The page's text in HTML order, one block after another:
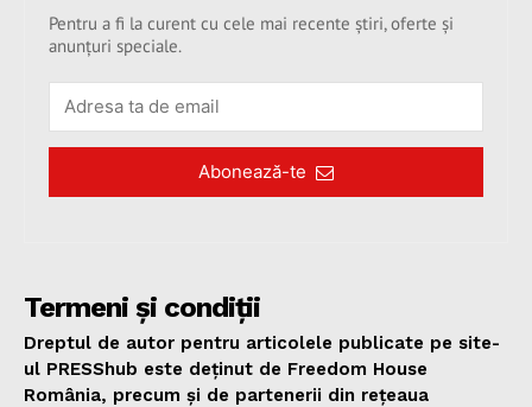
Pentru a fi la curent cu cele mai recente știri, oferte și
anunțuri speciale.
Abonează-te
Termeni și condiții
Dreptul de autor pentru articolele publicate pe site-
ul PRESShub este deținut de Freedom House
România, precum și de partenerii din rețeaua